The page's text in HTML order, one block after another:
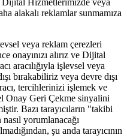
Dijital Hizmetlerimizde veya
alakalı reklamlar sunmamıza
veya reklam çerezleri
onayınızı alırız ve Dijital
aracılığıyla işlevsel veya
bırakabiliriz veya devre dışı
tercihlerinizi işlemek ve
Onay Geri Çekme sinyalini
Bazı tarayıcıların "takibi
yorumlanacağı
şu anda tarayıcının